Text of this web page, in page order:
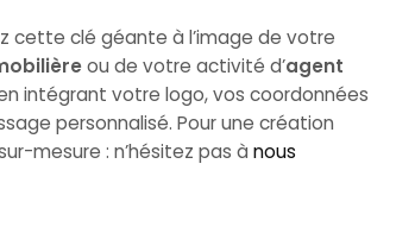
cette clé géante à l’image de votre
ou de votre activité d’agent
intégrant votre logo, vos coordonnées
personnalisé. Pour une création
mesure : n’hésitez pas ànous